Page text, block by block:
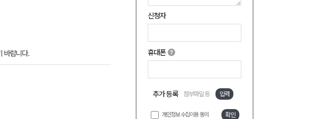
신청자
휴대폰
추가 등록 첨부파일 등 입력
개인정보 수집이용 동의 확인
바랍니다.